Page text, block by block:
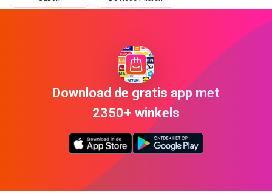
Download de gratis app met
2350+ winkels